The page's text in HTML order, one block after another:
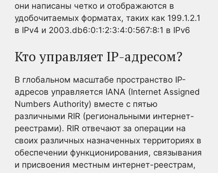
они написаны четко и отображаются в
удобочитаемых форматах, таких как 199.1.2.1
в IPv4 и 2003.db6:0:1:2:3:4:0:567:8:1 в IPv6
Кто управляет IP-адресом?
В глобальном масштабе пространство IP-
адресов управляется IANA (Internet Assigned
Numbers Authority) вместе с пятью
различными RIR (региональными интернет-
реестрами). RIR отвечают за операции на
своих различных назначенных территориях в
обеспечении функционирования, связывания
и присвоения местным интернет-реестрам,